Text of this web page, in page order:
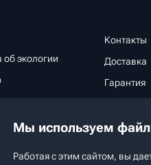
об экологии
Контакты
Доставка
Гарантия
дилера
Мы используем
Работая с этим сайтом, вы